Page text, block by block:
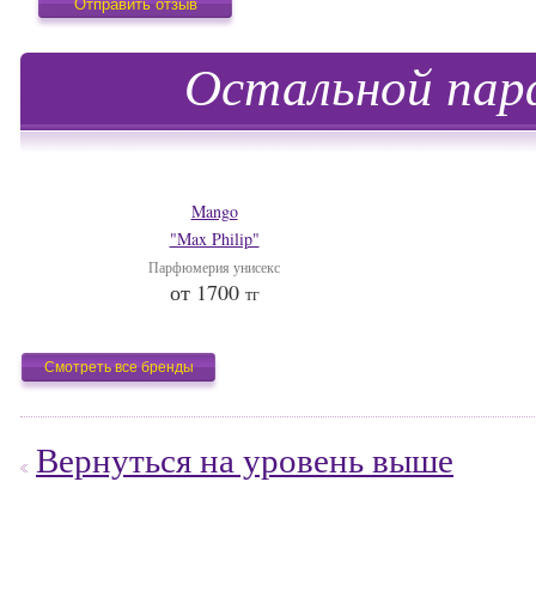
Остальной
Mango
"Max Philip"
Парфюмерия унисекс
от 1700 тг
Смотреть все бренды
Вернуться на уровень выше